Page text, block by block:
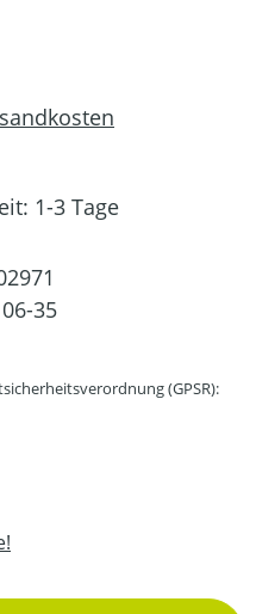
1-3 Tage
35
(GPSR):